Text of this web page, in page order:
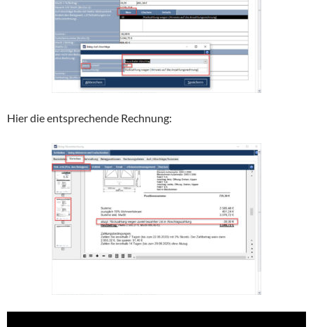
Hier die entsprechende Rechnung: